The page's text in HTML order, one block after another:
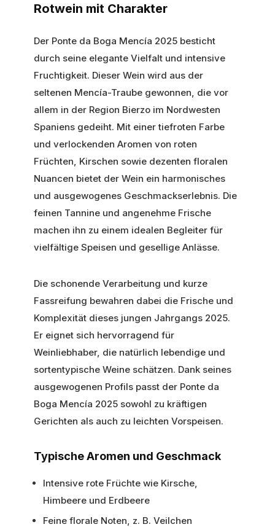
Rotwein mit Charakter
Der Ponte da Boga Mencía 2025 besticht
durch seine elegante Vielfalt und intensive
Fruchtigkeit. Dieser Wein wird aus der
seltenen Mencía-Traube gewonnen, die vor
allem in der Region Bierzo im Nordwesten
Spaniens gedeiht. Mit einer tiefroten Farbe
und verlockenden Aromen von roten
Früchten, Kirschen sowie dezenten floralen
Nuancen bietet der Wein ein harmonisches
und ausgewogenes Geschmackserlebnis. Die
feinen Tannine und angenehme Frische
machen ihn zu einem idealen Begleiter für
vielfältige Speisen und gesellige Anlässe.
Die schonende Verarbeitung und kurze
Fassreifung bewahren dabei die Frische und
Komplexität dieses jungen Jahrgangs 2025.
Er eignet sich hervorragend für
Weinliebhaber, die natürlich lebendige und
sortentypische Weine schätzen. Dank seines
ausgewogenen Profils passt der Ponte da
Boga Mencía 2025 sowohl zu kräftigen
Gerichten als auch zu leichten Vorspeisen.
Typische Aromen und Geschmack
Intensive rote Früchte wie Kirsche,
Himbeere und Erdbeere
Feine florale Noten, z. B. Veilchen